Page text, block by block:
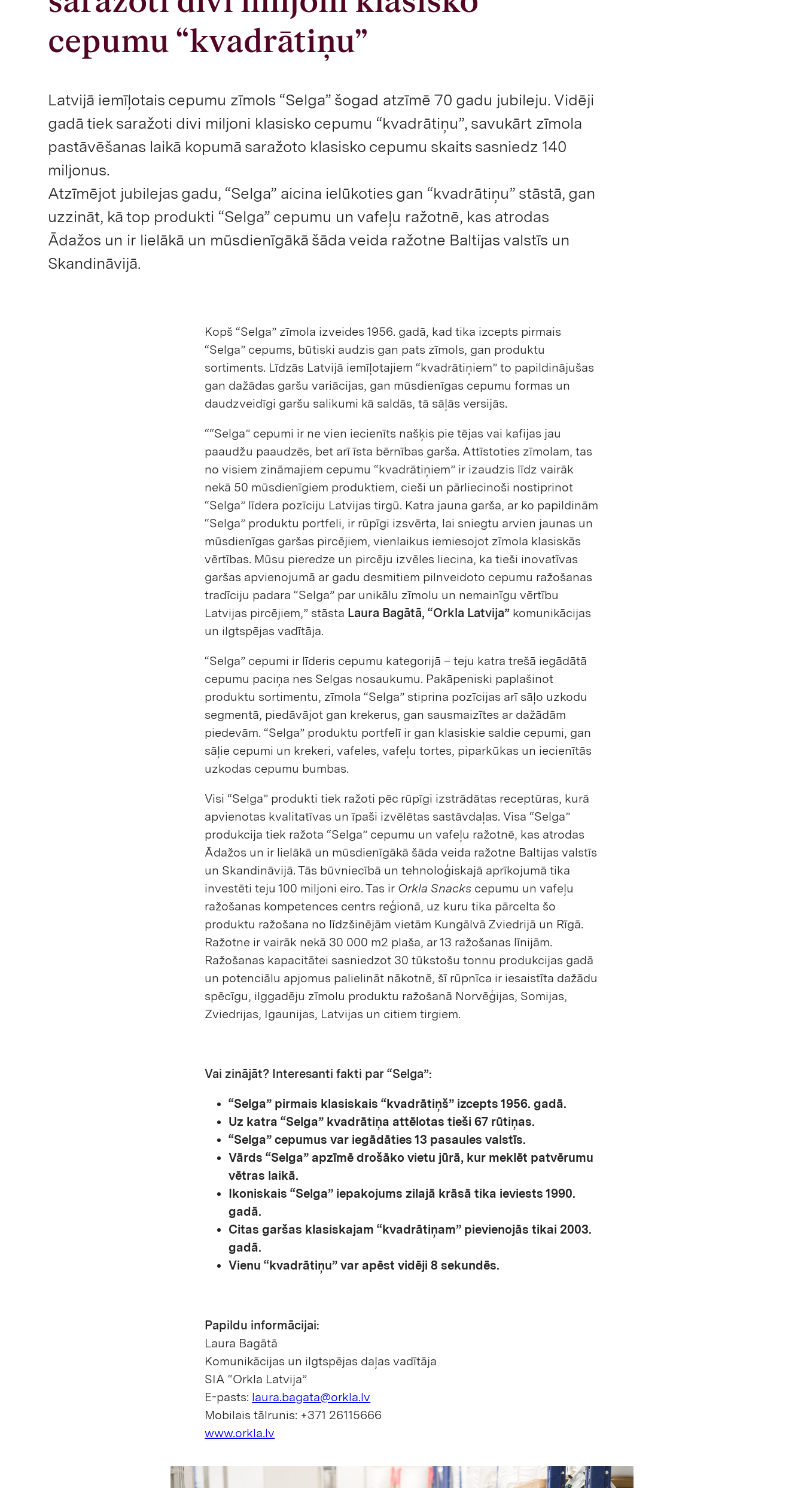
cepumu “kvadrātiņu”
Latvijā iemīļotais cepumu zīmols “Selga” šogad atzīmē 70 gadu jubileju. Vidēji
gadā tiek saražoti divi miljoni klasisko cepumu “kvadrātiņu”, savukārt zīmola
pastāvēšanas laikā kopumā saražoto klasisko cepumu skaits sasniedz 140
miljonus.
Atzīmējot jubilejas gadu, “Selga” aicina ielūkoties gan “kvadrātiņu” stāstā, gan
uzzināt, kā top produkti “Selga” cepumu un vafeļu ražotnē, kas atrodas
Ādažos un ir lielākā un mūsdienīgākā šāda veida ražotne Baltijas valstīs un
Skandināvijā.
Kopš “Selga” zīmola izveides 1956. gadā, kad tika izcepts pirmais
“Selga” cepums, būtiski audzis gan pats zīmols, gan produktu
sortiments. Līdzās Latvijā iemīļotajiem “kvadrātiņiem” to papildinājušas
gan dažādas garšu variācijas, gan mūsdienīgas cepumu formas un
daudzveidīgi garšu salikumi kā saldās, tā sāļās versijās.
““Selga” cepumi ir ne vien iecienīts našķis pie tējas vai kafijas jau
paaudžu paaudzēs, bet arī īsta bērnības garša. Attīstoties zīmolam, tas
no visiem zināmajiem cepumu “kvadrātiņiem” ir izaudzis līdz vairāk
nekā 50 mūsdienīgiem produktiem, cieši un pārliecinoši nostiprinot
“Selga” līdera pozīciju Latvijas tirgū. Katra jauna garša, ar ko papildinām
“Selga” produktu portfeli, ir rūpīgi izsvērta, lai sniegtu arvien jaunas un
mūsdienīgas garšas pircējiem, vienlaikus iemiesojot zīmola klasiskās
vērtības. Mūsu pieredze un pircēju izvēles liecina, ka tieši inovatīvas
garšas apvienojumā ar gadu desmitiem pilnveidoto cepumu ražošanas
tradīciju padara “Selga” par unikālu zīmolu un nemainīgu vērtību
Latvijas pircējiem,” stāsta Laura Bagātā, “Orkla Latvija” komunikācijas
un ilgtspējas vadītāja.
“Selga” cepumi ir līderis cepumu kategorijā – teju katra trešā iegādātā
cepumu paciņa nes Selgas nosaukumu. Pakāpeniski paplašinot
produktu sortimentu, zīmola “Selga” stiprina pozīcijas arī sāļo uzkodu
segmentā, piedāvājot gan krekerus, gan sausmaizītes ar dažādām
piedevām. “Selga” produktu portfelī ir gan klasiskie saldie cepumi, gan
sāļie cepumi un krekeri, vafeles, vafeļu tortes, piparkūkas un iecienītās
uzkodas cepumu bumbas.
Visi “Selga” produkti tiek ražoti pēc rūpīgi izstrādātas receptūras, kurā
apvienotas kvalitatīvas un īpaši izvēlētas sastāvdaļas. Visa “Selga”
produkcija tiek ražota “Selga” cepumu un vafeļu ražotnē, kas atrodas
Ādažos un ir lielākā un mūsdienīgākā šāda veida ražotne Baltijas valstīs
un Skandināvijā. Tās būvniecībā un tehnoloģiskajā aprīkojumā tika
investēti teju 100 miljoni eiro. Tas ir Orkla Snacks cepumu un vafeļu
ražošanas kompetences centrs reģionā, uz kuru tika pārcelta šo
produktu ražošana no līdzšinējām vietām Kungālvā Zviedrijā un Rīgā.
Ražotne ir vairāk nekā 30 000 m2 plaša, ar 13 ražošanas līnijām.
Ražošanas kapacitātei sasniedzot 30 tūkstošu tonnu produkcijas gadā
un potenciālu apjomus palielināt nākotnē, šī rūpnīca ir iesaistīta dažādu
spēcīgu, ilggadēju zīmolu produktu ražošanā Norvēģijas, Somijas,
Zviedrijas, Igaunijas, Latvijas un citiem tirgiem.
Vai zinājāt? Interesanti fakti par “Selga”:
“Selga” pirmais klasiskais “kvadrātiņš” izcepts 1956. gadā.
Uz katra “Selga” kvadrātiņa attēlotas tieši 67 rūtiņas.
“Selga” cepumus var iegādāties 13 pasaules valstīs.
Vārds “Selga” apzīmē drošāko vietu jūrā, kur meklēt patvērumu
vētras laikā.
Ikoniskais “Selga” iepakojums zilajā krāsā tika ieviests 1990.
gadā.
Citas garšas klasiskajam “kvadrātiņam” pievienojās tikai 2003.
gadā.
Vienu “kvadrātiņu” var apēst vidēji 8 sekundēs.
Papildu informācijai:
Laura Bagātā
Komunikācijas un ilgtspējas daļas vadītāja
SIA “Orkla Latvija”
E-pasts: laura.bagata@orkla.lv
Mobilais tālrunis: +371 26115666
www.orkla.lv